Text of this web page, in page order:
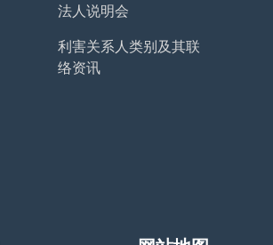
法人说明会
利害关系人类别及其联
络资讯